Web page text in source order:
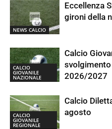
NEWS CALCIO
Eccellenza
gironi della
CALCIO
GIOVANILE
NAZIONALE
Calcio
2026/2027
CALCIO
GIOVANILE
REGIONALE
Calcio
agosto